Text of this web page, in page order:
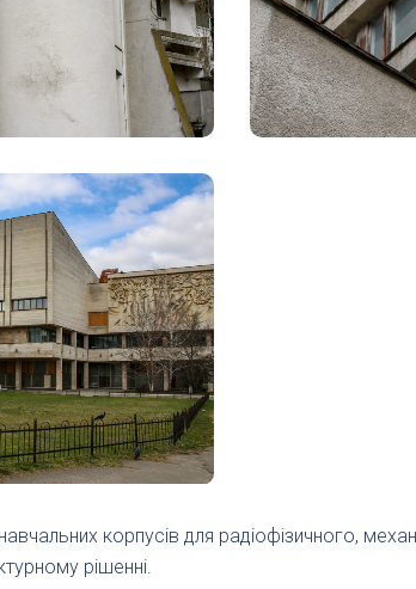
корпусів для радіофізичного,
рішенні.